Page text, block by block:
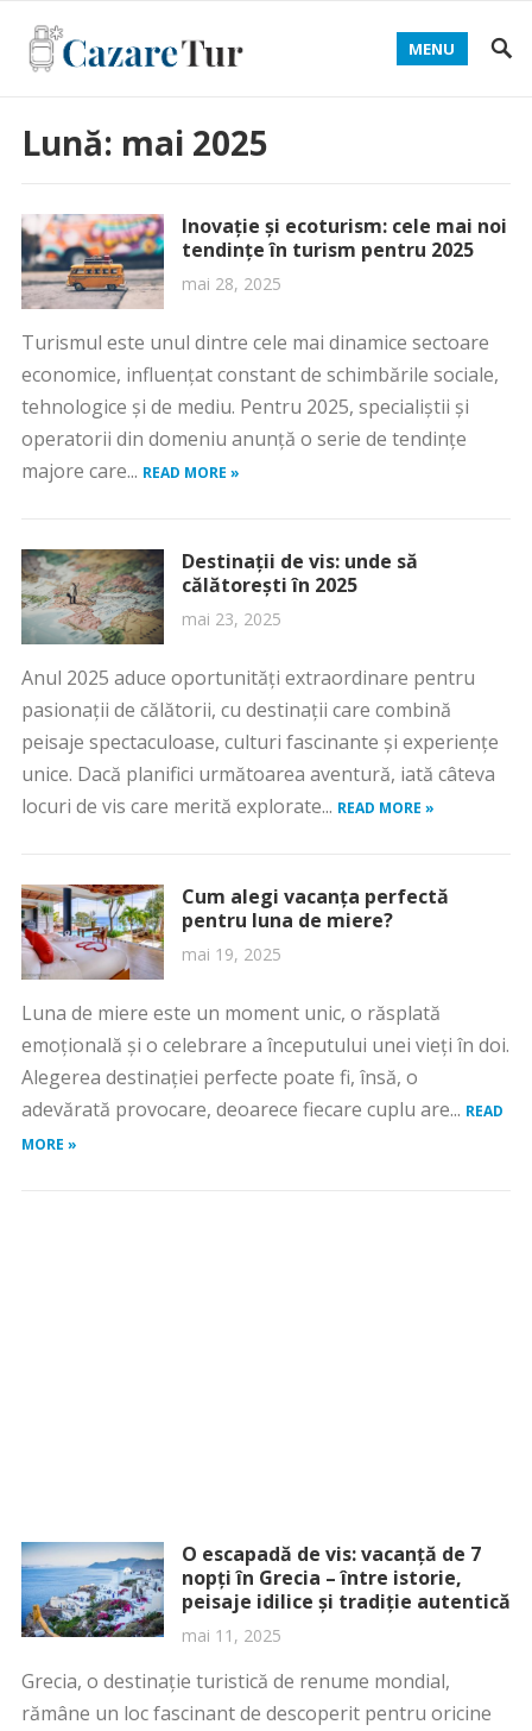
MENU
Lună: mai 2025
Inovație și ecoturism: cele mai noi
tendințe în turism pentru 2025
mai 28, 2025
Turismul este unul dintre cele mai dinamice sectoare
economice, influențat constant de schimbările sociale,
tehnologice și de mediu. Pentru 2025, specialiștii și
operatorii din domeniu anunță o serie de tendințe
majore care... READ MORE »
Destinații de vis: unde să
călătorești în 2025
mai 23, 2025
Anul 2025 aduce oportunități extraordinare pentru
pasionații de călătorii, cu destinații care combină
peisaje spectaculoase, culturi fascinante și experiențe
unice. Dacă planifici următoarea aventură, iată câteva
locuri de vis care merită explorate... READ MORE »
Cum alegi vacanța perfectă
pentru luna de miere?
mai 19, 2025
Luna de miere este un moment unic, o răsplată
emoțională și o celebrare a începutului unei vieți în doi.
Alegerea destinației perfecte poate fi, însă, o
adevărată provocare, deoarece fiecare cuplu are... READ
MORE »
O escapadă de vis: vacanță de 7
nopți în Grecia – între istorie,
peisaje idilice și tradiție autentică
mai 11, 2025
Grecia, o destinație turistică de renume mondial,
rămâne un loc fascinant de descoperit pentru oricine